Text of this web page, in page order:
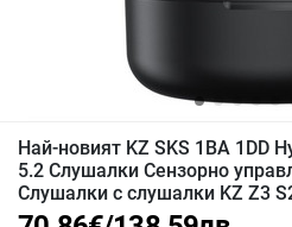
Най-новият KZ SKS 1BA 1DD
5.2 Слушалки Сензорно
Слушалки с слушалки KZ Z3